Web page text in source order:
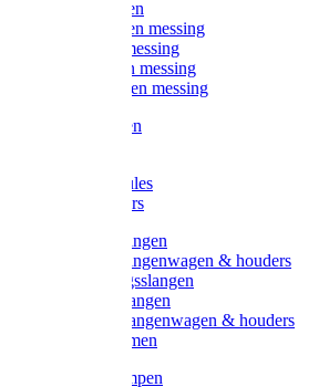
Kogelkranen
Koppelingen messing
Sproeiers messing
Tuinspuiten messing
Slangstukken messing
Handspuiten
Kunststoftules
Regenmeters
Overige slangen
Overige slangenwagen & houders
Beregeningsslangen
Gardena slangen
Gardena slangenwagen & houders
Slangklemmen
Leader pompen